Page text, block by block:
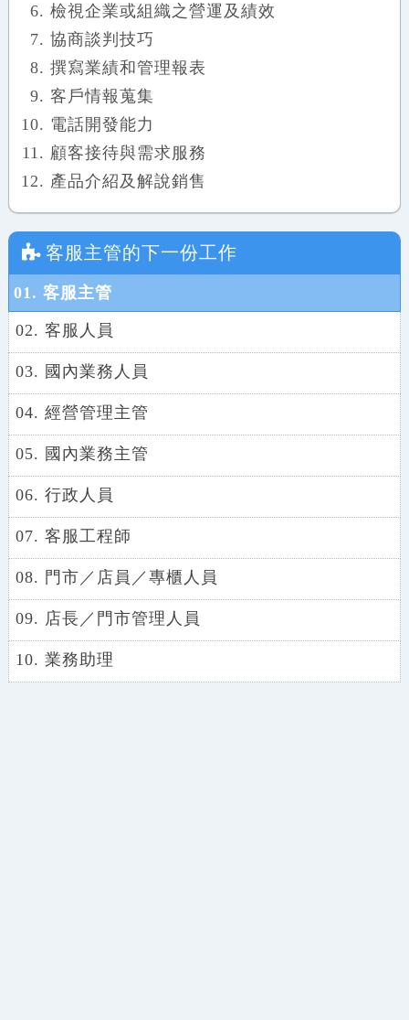
檢視企業或組織之營運及績效
協商談判技巧
撰寫業績和管理報表
客戶情報蒐集
電話開發能力
顧客接待與需求服務
產品介紹及解說銷售
客服主管的下一份工作
01. 客服主管
02. 客服人員
03. 國內業務人員
04. 經營管理主管
05. 國內業務主管
06. 行政人員
07. 客服工程師
08. 門市／店員／專櫃人員
09. 店長／門市管理人員
10. 業務助理